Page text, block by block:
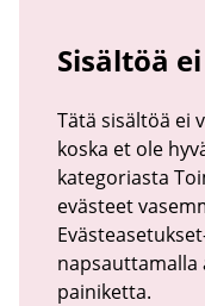
Sisältöä
Tätä sisältöä ei
koska et ole
kategoriasta
evästeet
napsauttamalla
painiketta.